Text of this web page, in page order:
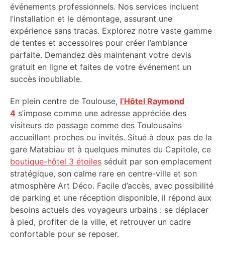
événements professionnels. Nos services incluent
l’installation et le démontage, assurant une
expérience sans tracas. Explorez notre vaste gamme
de tentes et accessoires pour créer l’ambiance
parfaite. Demandez dès maintenant votre devis
gratuit en ligne et faites de votre événement un
succès inoubliable.
En plein centre de Toulouse, l’Hôtel Raymond
4 s’impose comme une adresse appréciée des
visiteurs de passage comme des Toulousains
accueillant proches ou invités. Situé à deux pas de la
gare Matabiau et à quelques minutes du Capitole, ce
boutique-hôtel 3 étoiles séduit par son emplacement
stratégique, son calme rare en centre-ville et son
atmosphère Art Déco. Facile d’accès, avec possibilité
de parking et une réception disponible, il répond aux
besoins actuels des voyageurs urbains : se déplacer
à pied, profiter de la ville, et retrouver un cadre
confortable pour se reposer.